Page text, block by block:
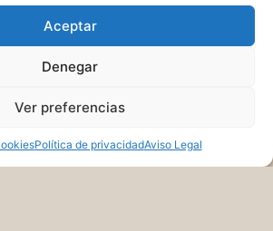
Aceptar
Denegar
Ver preferencias
Política de privacidadAviso Legal